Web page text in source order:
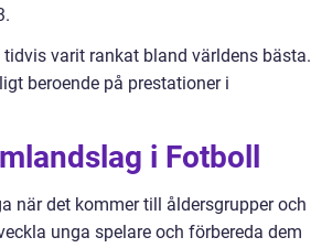
varit rankat bland världens bästa.
beroende på prestationer i
i Fotboll
när det kommer till åldersgrupper och
unga spelare och förbereda dem